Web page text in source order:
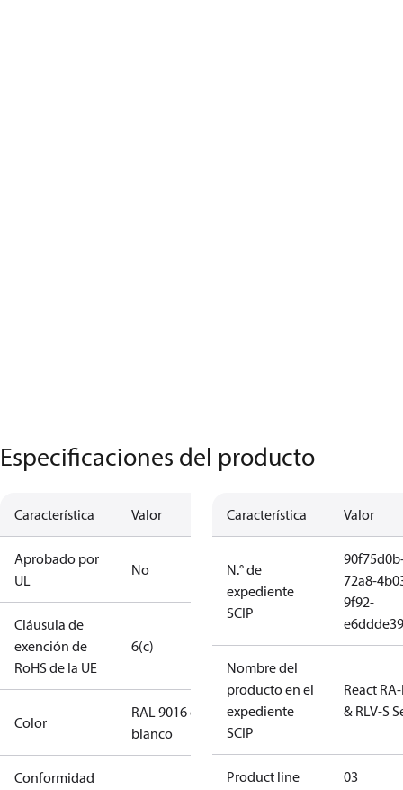
Especificaciones del producto
Característica Valor
Aprobado por
UL
No
Cláusula de
exención de
RoHS de la UE
6(c)
Color
RAL 9016 en
blanco
Conformidad
Característica Valor
N.° de
expediente
SCIP
72a8-
9f92-
Nombre del
producto en el
expediente
SCIP
React
& RLV-S
Product line 03